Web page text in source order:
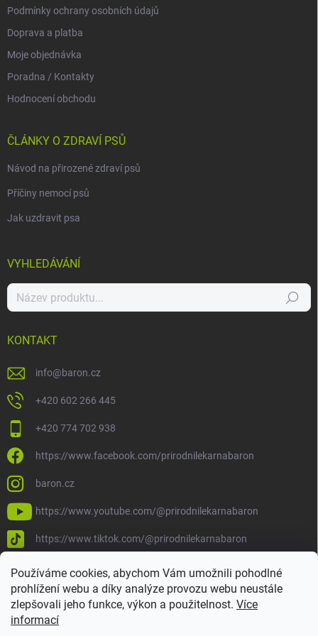
Používáme cookies, abychom Vám umožnili pohodlné
prohlížení webu a díky analýze provozu webu neustále
zlepšovali jeho funkce, výkon a použitelnost. Více
informací
Podmínky ochrany osobních údajů
Doprava a platba
Moje objednávka
Poradna / Kontakty
Hodnocení obchodu
ČLÁNKY O ZDRAVÍ PSŮ
Návod na přirozené zdraví psů
Příčiny nemocí psů
Jak uzdravit psa
VYHLEDÁVÁNÍ
Hledat
KONTAKT
info@baron.cz
+420 602 266 445
+420 774 702 938
https://www.facebook.com/prirodnilekarnabaron
baron.cz
https://www.youtube.com/@prirodnilekarnabaron
https://www.tiktok.com/@prirodnilekarnabaron